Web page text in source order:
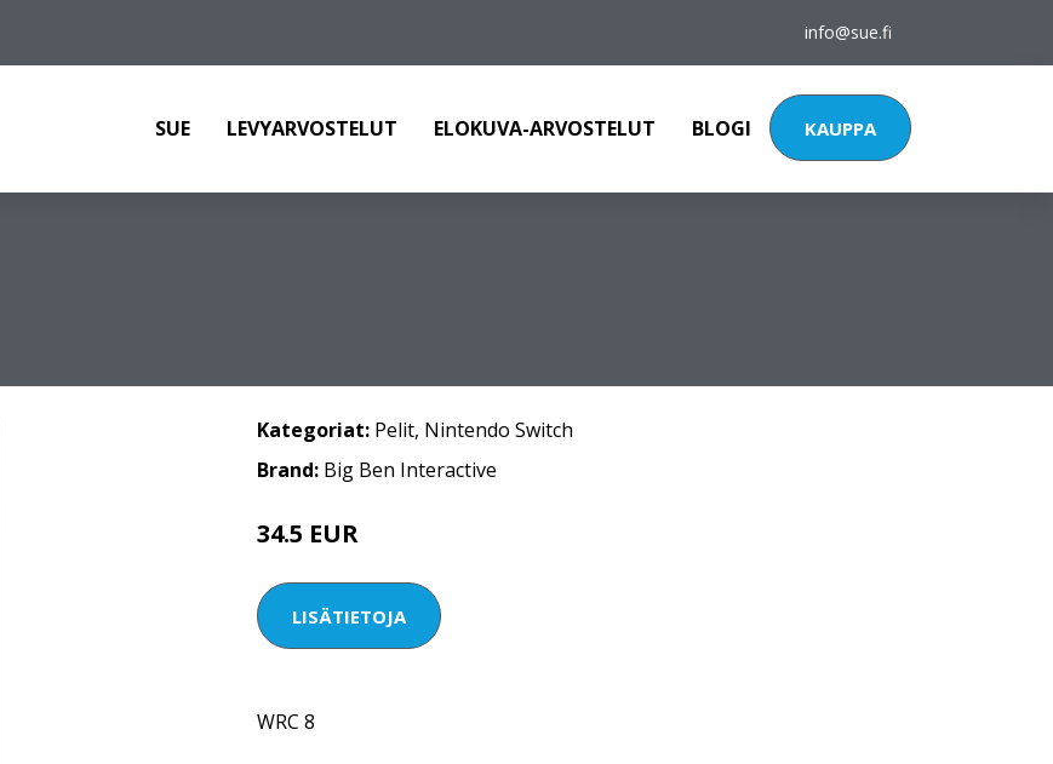
info@sue.fi
SUE LEVYARVOSTELUT ELOKUVA-ARVOSTELUT BLOGI KAUPPA
Kategoriat: Pelit, Nintendo Switch
Brand: Big Ben Interactive
34.5 EUR
LISÄTIETOJA
WRC 8